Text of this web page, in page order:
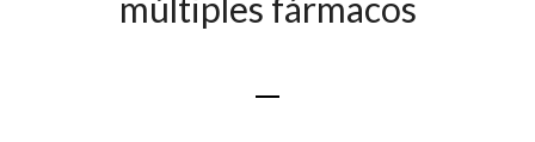
múltiples fármacos